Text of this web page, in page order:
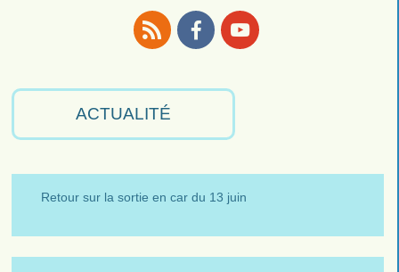
ACTUALITÉ
Retour sur la sortie en car du 13 juin